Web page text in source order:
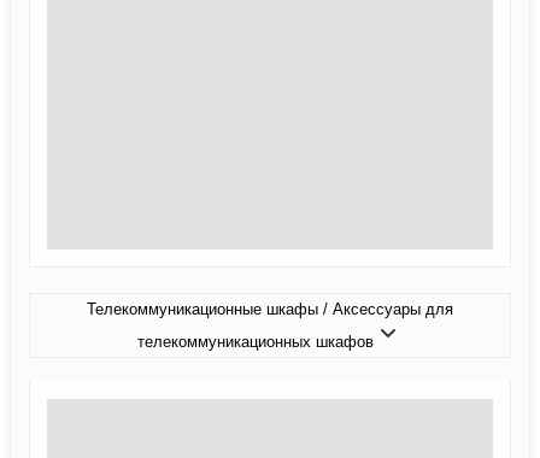
Телекоммуникационные шкафы / Аксессуары для
телекоммуникационных шкафов